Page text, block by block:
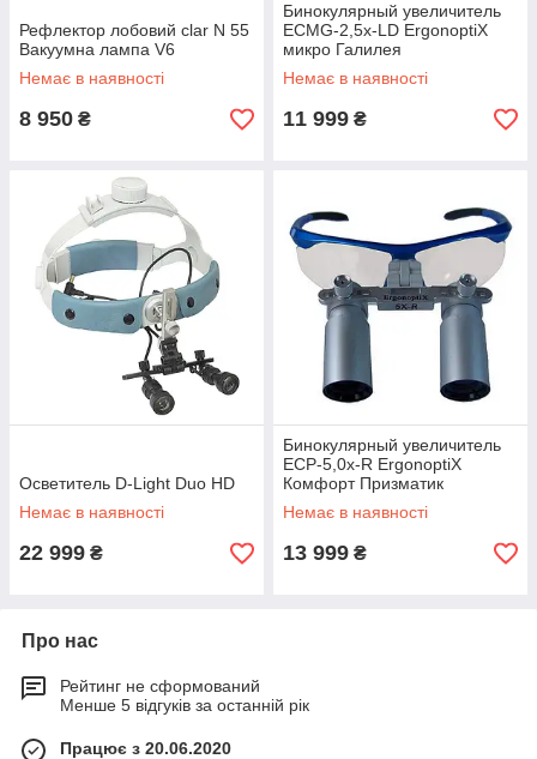
Рефлектор лобовий clar N 55
Вакуумна лампа V6
Немає в наявності
8 950 ₴
Бинокулярный увеличитель
ECMG-2,5x-LD ErgonoptiX
микро Галилея
Немає в наявності
11 999 ₴
Осветитель D-Light Duo HD
Немає в наявності
22 999 ₴
Бинокулярный увеличитель
ECP-5,0x-R ErgonoptiX
Комфорт Призматик
Немає в наявності
13 999 ₴
Про нас
Рейтинг не сформований
Менше 5 відгуків за останній рік
Працює з 20.06.2020